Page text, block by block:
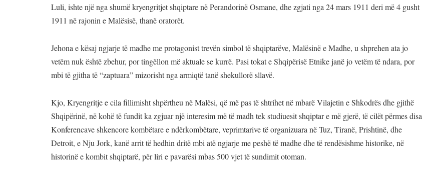
Luli, ishte një nga shumë kryengritjet shqiptare në Perandorinë Osmane, dhe zgjati nga 24 mars 1911 deri më 4 gusht
1911 në rajonin e Malësisë, thanë oratorët.
Jehona e kësaj ngjarje të madhe me protagonist trevën simbol të shqiptarëve, Malësinë e Madhe, u shprehen ata jo
vetëm nuk është zbehur, por tingëllon më aktuale se kurrë. Pasi tokat e Shqipërisë Etnike janë jo vetëm të ndara, por
mbi të gjitha të “zaptuara” mizorisht nga armiqtë tanë shekullorë sllavë.
Kjo, Kryengritje e cila fillimisht shpërtheu në Malësi, që më pas të shtrihet në mbarë Vilajetin e Shkodrës dhe gjithë
Shqipërinë, në kohë të fundit ka zgjuar një interesim më të madh tek studiuesit shqiptar e më gjerë, të cilët përmes disa
Konferencave shkencore kombëtare e ndërkombëtare, veprimtarive të organizuara në Tuz, Tiranë, Prishtinë, dhe
Detroit, e Nju Jork, kanë arrit të hedhin dritë mbi atë ngjarje me peshë të madhe dhe të rendësishme historike, në
historinë e kombit shqiptarë, për liri e pavarësi mbas 500 vjet të sundimit otoman.